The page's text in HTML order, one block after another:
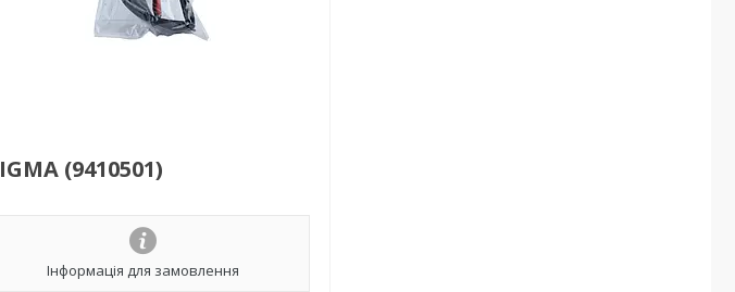
(9410501)
Інформація для замовлення